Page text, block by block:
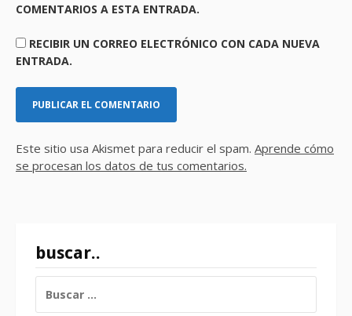
COMENTARIOS A ESTA ENTRADA.
RECIBIR UN CORREO ELECTRÓNICO CON CADA NUEVA
ENTRADA.
Este sitio usa Akismet para reducir el spam. Aprende cómo
se procesan los datos de tus comentarios.
buscar..